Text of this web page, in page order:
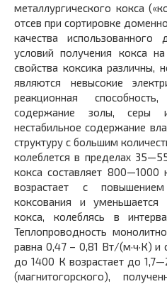
металлургического кокса
отсев при сортировке
качества
условий получения кокса
свойства коксика
являются невысокие
реакционная
содержание золы,
нестабильное содержание
структуру с большим
колеблется в пределах
кокса составляет 800—1000
возрастает с
коксования и уменьшается
кокса, колеблясь в
Теплопроводность
равна 0,47 – 0,81 Вт/(м·ч·К)
до 1400 К возрастает до
(магнитогорского),